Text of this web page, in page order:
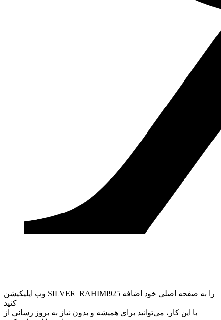
وب ‌اپلیکیشن SILVER_RAHIMI925 را به صفحه اصلی خود اضافه
کنید
با این کار، می‌توانید برای همیشه و بدون نیاز به بروز ‌رسانی از